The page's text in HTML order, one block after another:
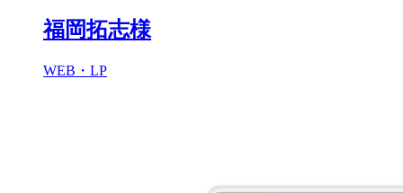
福岡拓志様
WEB・LP